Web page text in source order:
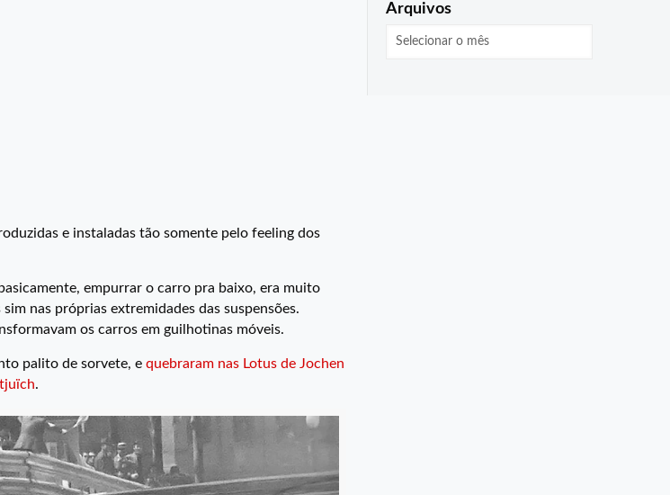
e instaladas tão somente pelo feeling dos
empurrar o carro pra baixo, era muito
nas próprias extremidades das suspensões.
os carros em guilhotinas móveis.
palito de sorvete, equebraram nas Lotus de Jochen
.
Arquivos